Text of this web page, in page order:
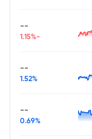
--
-1.15%
--
1.52%
--
0.69%